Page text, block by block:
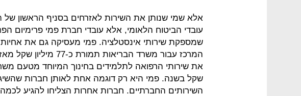
אלא שמי שנותן את השירות לאזרחים בסניף הראשון של
עובדי הביטוח הלאומי, אלא עובדי חברת פמי פרימיום
שמספקת שירותי אינסטלציה. פמי מעסיקה גם את
שקל בשנה. פמי היא רק דוגמה אחת לאותן חברות
השירותים החברתיים. חברות אחרות הצליחו להגיע